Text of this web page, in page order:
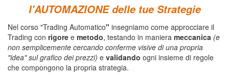
l'AUTOMAZIONE delle tue Strategie
Nel corso "Trading Automatico" insegniamo come approcciare il
Trading con rigore e metodo, testando in maniera meccanica (e
non semplicemente cercando conferme visive di una propria
"idea" sul grafico dei prezzi) e validando ogni insieme di regole
che compongono la propria strategia.